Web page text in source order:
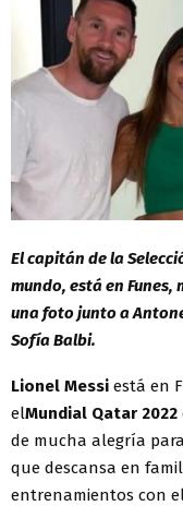
El capitán de la
mundo, está en Funes,
una foto junto a
Sofía Balbi.
Lionel Messi está en
elMundial Qatar 2022
de mucha alegría
que descansa en
entrenamientos con el